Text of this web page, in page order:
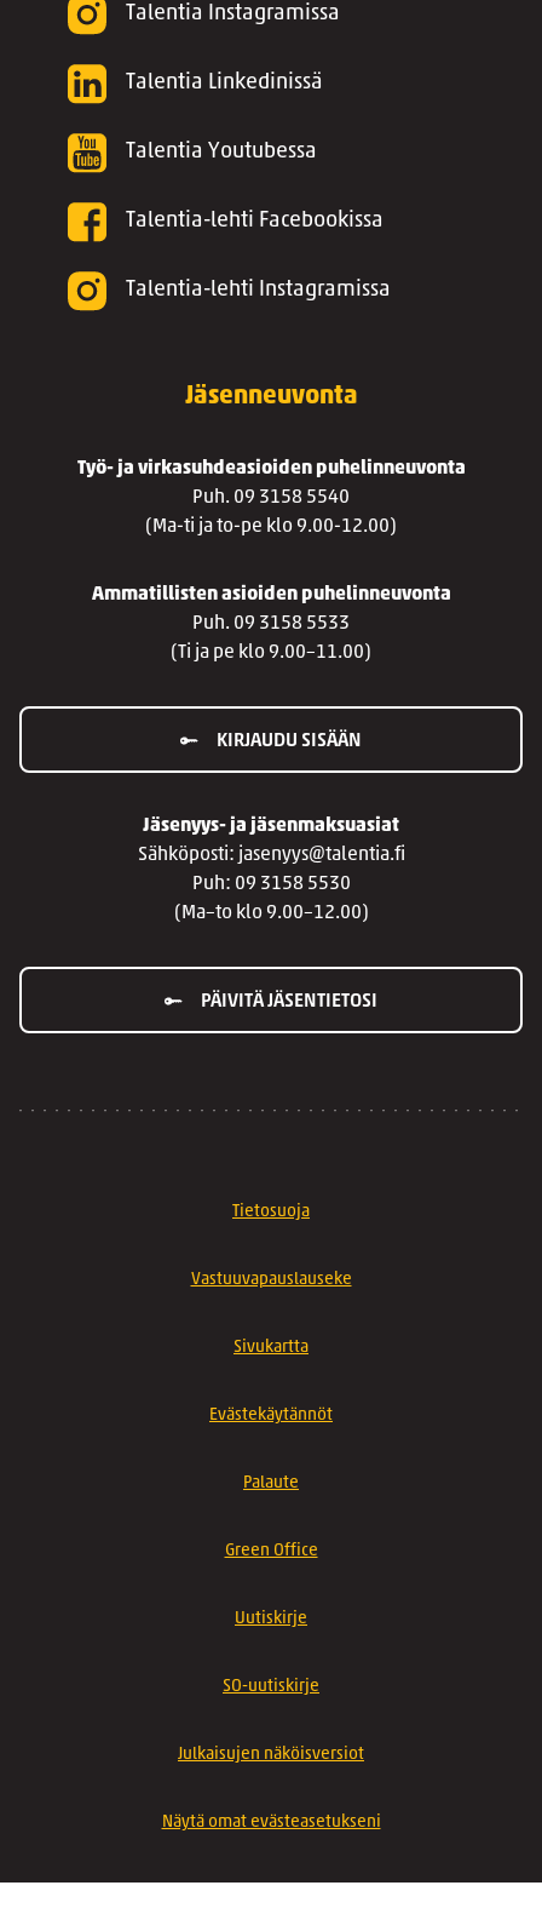
Talentia Instagramissa
Talentia Linkedinissä
Talentia Youtubessa
Talentia-lehti Facebookissa
Talentia-lehti Instagramissa
Jäsenneuvonta
Työ- ja virkasuhdeasioiden puhelinneuvonta
Puh. 09 3158 5540
(Ma-ti ja to-pe klo 9.00-12.00)
Ammatillisten asioiden puhelinneuvonta
Puh. 09 3158 5533
(Ti ja pe klo 9.00–11.00)
KIRJAUDU SISÄÄN
Jäsenyys- ja jäsenmaksuasiat
Sähköposti: jasenyys@talentia.fi
Puh: 09 3158 5530
(Ma–to klo 9.00–12.00)
PÄIVITÄ JÄSENTIETOSI
Tietosuoja
Vastuuvapauslauseke
Sivukartta
Evästekäytännöt
Palaute
Green Office
Uutiskirje
SO-uutiskirje
Julkaisujen näköisversiot
Näytä omat evästeasetukseni